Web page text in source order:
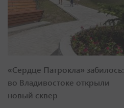
«Сердце Патрокла» забилось:
во Владивостоке открыли
новый сквер